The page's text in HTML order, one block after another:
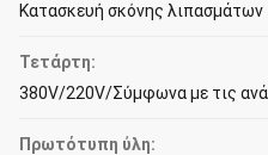
Κατασκευή σκόνης λιπασμάτων
Τετάρτη:
380V/220V/Σύμφωνα με τις
Πρωτότυπη ύλη: